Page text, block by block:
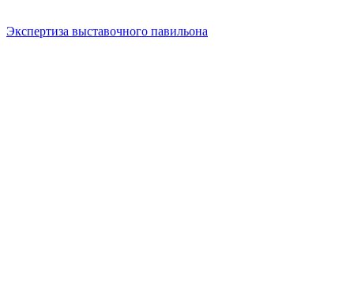
Экспертиза выставочного павильона